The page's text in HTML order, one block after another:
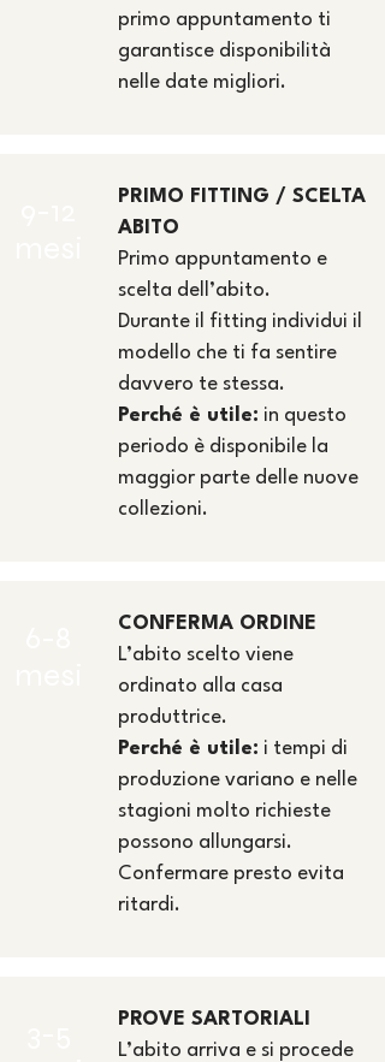
primo appuntamento ti
garantisce disponibilità
nelle date migliori.
PRIMO FITTING / SCELTA
ABITO
Primo appuntamento e
scelta dell’abito.
Durante il fitting individui il
modello che ti fa sentire
davvero te stessa.
Perché è utile: in questo
periodo è disponibile la
maggior parte delle nuove
collezioni.
CONFERMA ORDINE
L’abito scelto viene
ordinato alla casa
produttrice.
Perché è utile: i tempi di
produzione variano e nelle
stagioni molto richieste
possono allungarsi.
Confermare presto evita
ritardi.
PROVE SARTORIALI
L’abito arriva e si procede